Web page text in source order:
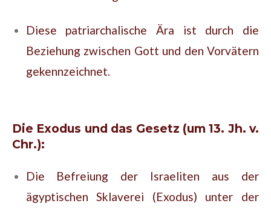
Diese patriarchalische Ära ist durch die
Beziehung zwischen Gott und den Vorvätern
gekennzeichnet.
Die Exodus und das Gesetz (um 13. Jh. v.
Chr.):
Die Befreiung der Israeliten aus der
ägyptischen Sklaverei (Exodus) unter der